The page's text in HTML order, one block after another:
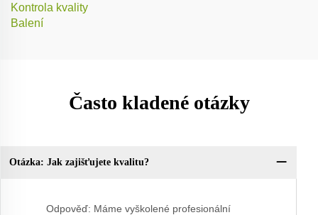
Kontrola kvality
Balení
Často kladené otázky
Otázka: Jak zajišťujete kvalitu?
Odpověď: Máme vyškolené profesionální